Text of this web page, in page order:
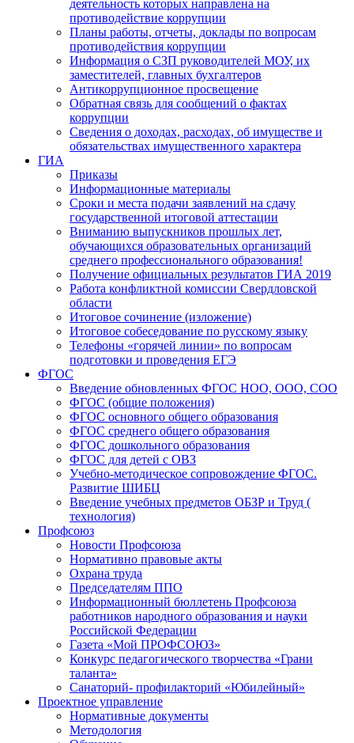
деятельность которых направлена на
противодействие коррупции
Планы работы, отчеты, доклады по вопросам
противодействия коррупции
Информация о СЗП руководителей МОУ, их
заместителей, главных бухгалтеров
Антикоррупционное просвещение
Обратная связь для сообщений о фактах
коррупции
Сведения о доходах, расходах, об имуществе и
обязательствах имущественного характера
ГИА
Приказы
Информационные материалы
Сроки и места подачи заявлений на сдачу
государственной итоговой аттестации
Вниманию выпускников прошлых лет,
обучающихся образовательных организаций
среднего профессионального образования!
Получение официальных результатов ГИА 2019
Работа конфликтной комиссии Свердловской
области
Итоговое сочинение (изложение)
Итоговое собеседование по русскому языку
Телефоны «горячей линии» по вопросам
подготовки и проведения ЕГЭ
ФГОС
Введение обновленных ФГОС НОО, ООО, СОО
ФГОС (общие положения)
ФГОС основного общего образования
ФГОС среднего общего образования
ФГОС дошкольного образования
ФГОС для детей с ОВЗ
Учебно-методическое сопровождение ФГОС.
Развитие ШИБЦ
Введение учебных предметов ОБЗР и Труд (
технология)
Профсоюз
Новости Профсоюза
Нормативно правовые акты
Охрана труда
Председателям ППО
Информационный бюллетень Профсоюза
работников народного образования и науки
Российской Федерации
Газета «Мой ПРОФСОЮЗ»
Конкурс педагогического творчества «Грани
таланта»
Санаторий- профилакторий «Юбилейный»
Проектное управление
Нормативные документы
Методология